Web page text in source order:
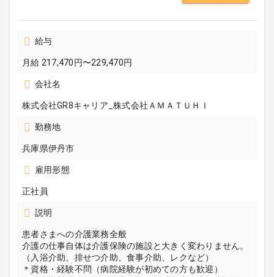
給与
月給 217,470円〜229,470円
会社名
株式会社GR8キャリア_株式会社ＡＭＡＴＵＨＩ
勤務地
兵庫県伊丹市
雇用形態
正社員
説明
患者さまへの介護業務全般
介護の仕事自体は介護保険の施設と大きく変わりません。
（入浴介助、排せつ介助、食事介助、レクなど）
＊資格・経験不問（病院経験が初めての方も歓迎）